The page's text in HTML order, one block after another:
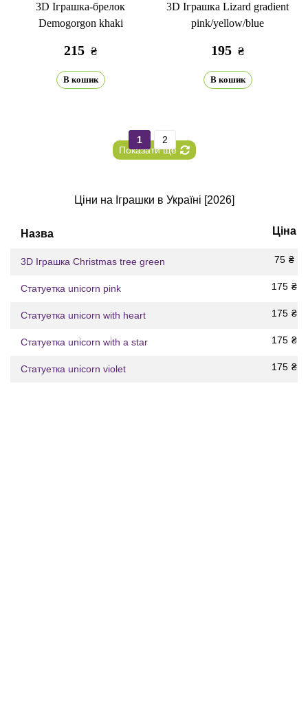
3D Іграшка-брелок
Demogorgon khaki
215 ₴
В кошик
3D Іграшка Lizard gradient
pink/yellow/blue
195 ₴
В кошик
Показати ще
1 2
Ціни на Іграшки в Україні [2026]
Назва Ціна
3D Іграшка Christmas tree green 75 ₴
Статуетка unicorn pink 175 ₴
Статуетка unicorn with heart 175 ₴
Статуетка unicorn with a star 175 ₴
Статуетка unicorn violet 175 ₴